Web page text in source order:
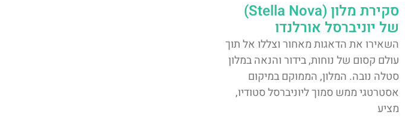
סקירת מלון (Stella Nova)
של יוניברסל אורלנדו
השאירו את הדאגות מאחור וצללו אל תוך
עולם קסום של נוחות, בידור והנאה במלון
סטלה נובה. המלון, הממוקם במיקום
אסטרטגי ממש סמוך ליוניברסל סטודיו,
מציע